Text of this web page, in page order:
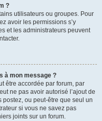
?
utilisateurs ou groupes. Pour
avoir les permissions s’y
et les administrateurs peuvent
à mon message ?
être accordée par forum, par
ne pas avoir autorisé l’ajout de
ou peut-être que seul un
si vous ne savez pas
joints sur un forum.